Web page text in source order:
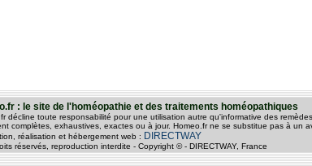
: le site de l'homéopathie et des traitements homéopathiques
décline toute responsabilité pour une utilisation autre qu'informative des
complètes, exhaustives, exactes ou à jour. Homeo.fr ne se substitue pas à un
réalisation et hébergement web : DIRECTWAY
réservés, reproduction interdite - Copyright © - DIRECTWAY, France